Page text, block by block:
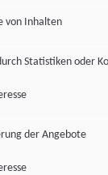
von Inhalten
Statistiken oder
der Angebote